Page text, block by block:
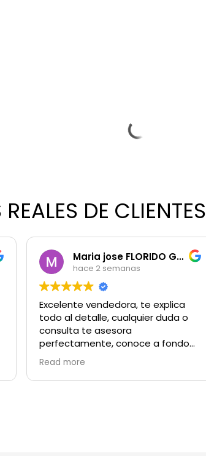
DE
Maria jose FLORIDO GOMEZ
2 semanas
vendedora, te explica
cualquier duda o
te asesora
conoce a fondo
productos, amplia
en el mercado, envío
precios! La
La
He
genial
masaje y
como la